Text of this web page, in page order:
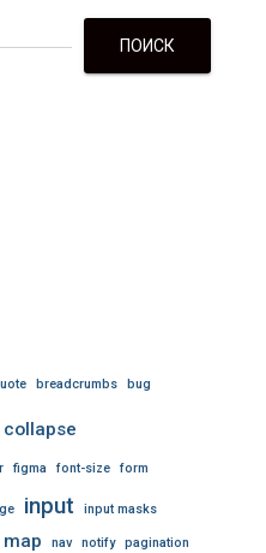
ПОИСК
breadcrumbs bug
collapse
figma font-size form
input input masks
map nav notify
pagination